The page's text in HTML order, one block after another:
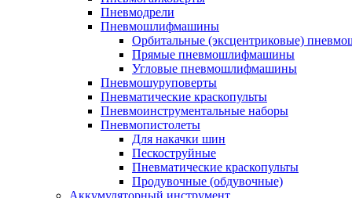
Пневмодрели
Пневмошлифмашины
Орбитальные (эксцентриковые)
Прямые пневмошлифмашины
Угловые пневмошлифмашины
Пневмошуруповерты
Пневматические краскопульты
Пневмоинструментальные наборы
Пневмопистолеты
Для накачки шин
Пескоструйные
Пневматические краскопульты
Продувочные (обдувочные)
Аккумуляторный инструмент